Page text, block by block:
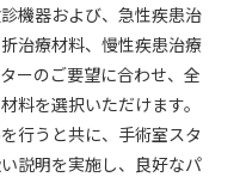
機器および、急性疾患治
治療材料、慢性疾患治療
ーのご要望に合わせ、全
料を選択いただけます。
行うと共に、手術室スタ
説明を実施し、良好なパ